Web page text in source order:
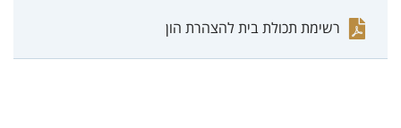
רשימת תכולת בית להצהרת הון